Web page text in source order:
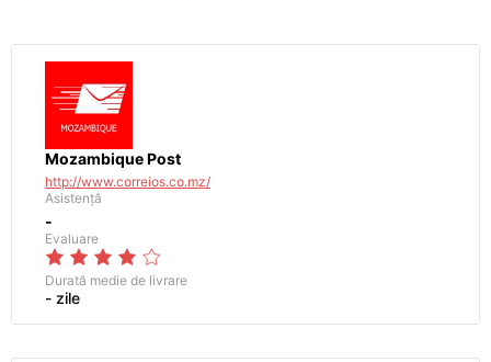
Mozambique Post
http://www.correios.co.mz/
Asistență
-
Evaluare
Durată medie de livrare
- zile